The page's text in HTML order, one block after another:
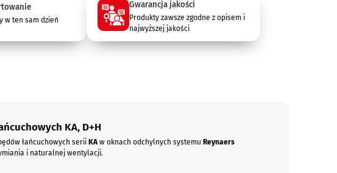
w ten sam dzień
Gwarancja jakości
Produkty zawsze zgodne z opisem i
najwyższej jakości
KA, D+H
łańcuchowych serii KAw oknach odchylnych systemu Reynaers
i naturalnej wentylacji.